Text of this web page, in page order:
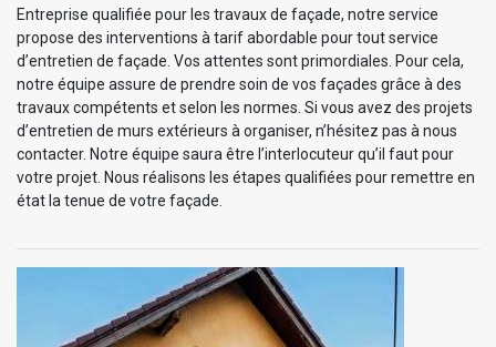
Entreprise qualifiée pour les travaux de façade, notre service
propose des interventions à tarif abordable pour tout service
d’entretien de façade. Vos attentes sont primordiales. Pour cela,
notre équipe assure de prendre soin de vos façades grâce à des
travaux compétents et selon les normes. Si vous avez des projets
d’entretien de murs extérieurs à organiser, n’hésitez pas à nous
contacter. Notre équipe saura être l’interlocuteur qu’il faut pour
votre projet. Nous réalisons les étapes qualifiées pour remettre en
état la tenue de votre façade.